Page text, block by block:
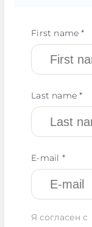
First name *
Last name *
E-mail *
Я согласен с